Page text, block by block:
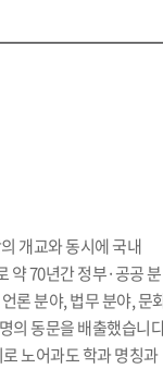
개교와 동시에 국내
약 70년간 정부·공공
론 분야, 법무 분야, 문
의 동문을 배출했습니
노어과도 학과 명칭과